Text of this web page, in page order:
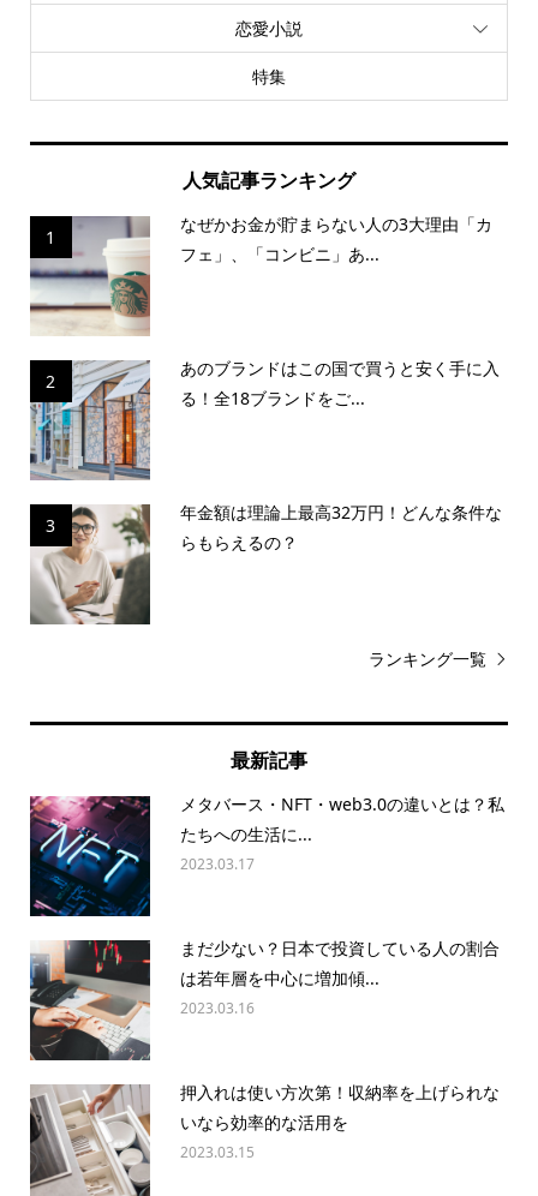
恋愛小説
特集
人気記事ランキング
1
なぜかお金が貯まらない人の3大理由「カ
フェ」、「コンビニ」あ...
2
あのブランドはこの国で買うと安く手に入
る！全18ブランドをご...
3
年金額は理論上最高32万円！どんな条件な
らもらえるの？
ランキング一覧
最新記事
メタバース・NFT・web3.0の違いとは？私
たちへの生活に...
2023.03.17
まだ少ない？日本で投資している人の割合
は若年層を中心に増加傾...
2023.03.16
押入れは使い方次第！収納率を上げられな
いなら効率的な活用を
2023.03.15